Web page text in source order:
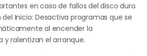
en caso de fallos del disco duro.
Inicio: Desactiva programas que se
al encender la
ralentizan el arranque.